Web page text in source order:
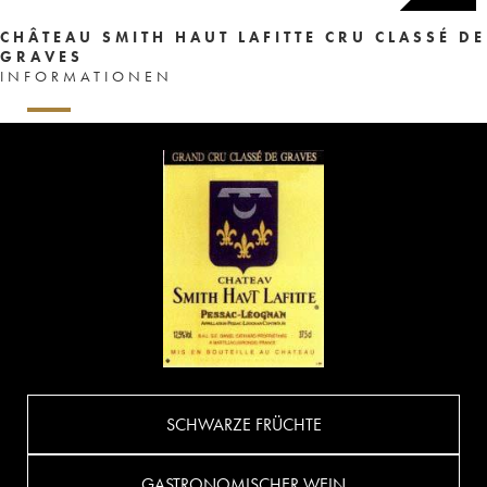
CHÂTEAU SMITH HAUT LAFITTE CRU CLASSÉ DE
GRAVES
INFORMATIONEN
SCHWARZE FRÜCHTE